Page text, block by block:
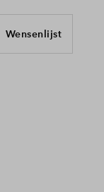
door de hoge
zo zijn
een gezellige
Ook zijn er een
zij entree een
Wensenlijst